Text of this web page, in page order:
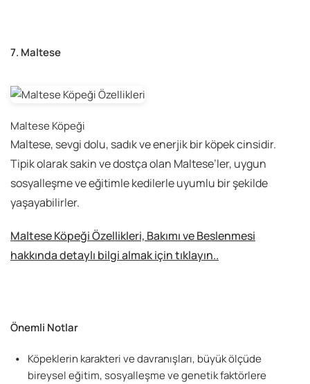
7. Maltese
Maltese Köpeği
Maltese, sevgi dolu, sadık ve enerjik bir köpek cinsidir.
Tipik olarak sakin ve dostça olan Maltese’ler, uygun
sosyalleşme ve eğitimle kedilerle uyumlu bir şekilde
yaşayabilirler.
Maltese Köpeği Özellikleri, Bakımı ve Beslenmesi
hakkında detaylı bilgi almak için tıklayın..
Önemli Notlar
Köpeklerin karakteri ve davranışları, büyük ölçüde
bireysel eğitim, sosyalleşme ve genetik faktörlere